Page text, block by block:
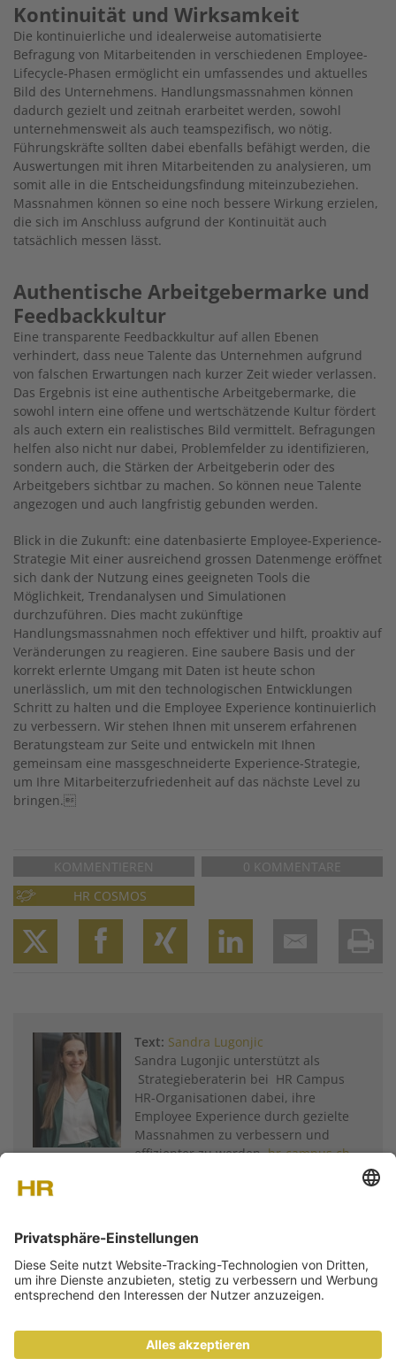
Kontinuität und Wirksamkeit
Die kontinuierliche und idealerweise automatisierte
Befragung von Mitarbeitenden in verschiedenen Employee-
Lifecycle-Phasen ermöglicht ein umfassendes und aktuelles
Bild des Unternehmens. Handlungsmassnahmen können
dadurch gezielt und zeitnah erarbeitet werden, sowohl
unternehmensweit als auch teamspezifisch, wo nötig.
Führungskräfte sollten dabei ebenfalls befähigt werden, die
Auswertungen mit ihren Mitarbeitenden zu analysieren, um
somit alle in die Entscheidungsfindung miteinzubeziehen.
Massnahmen können so eine noch bessere Wirkung erzielen,
die sich im Anschluss aufgrund der Kontinuität auch
tatsächlich messen lässt.
Authentische Arbeitgebermarke und
Feedbackkultur
Eine transparente Feedbackkultur auf allen Ebenen
verhindert, dass neue Talente das Unternehmen aufgrund
von falschen Erwartungen nach kurzer Zeit wieder verlassen.
Das Ergebnis ist eine authentische Arbeitgebermarke, die
sowohl intern eine offene und wertschätzende Kultur fördert
als auch extern ein realistisches Bild vermittelt. Befragungen
helfen also nicht nur dabei, Problemfelder zu identifizieren,
sondern auch, die Stärken der Arbeitgeberin oder des
Arbeitgebers sichtbar zu machen. So können neue Talente
angezogen und auch langfristig gebunden werden.
Blick in die Zukunft: eine datenbasierte Employee-Experience-
Strategie Mit einer ausreichend grossen Datenmenge eröffnet
sich dank der Nutzung eines geeigneten Tools die
Möglichkeit, Trendanalysen und Simulationen
durchzuführen. Dies macht zukünftige
Handlungsmassnahmen noch effektiver und hilft, proaktiv auf
Veränderungen zu reagieren. Eine saubere Basis und der
korrekt erlernte Umgang mit Daten ist heute schon
unerlässlich, um mit den technologischen Entwicklungen
Schritt zu halten und die Employee Experience kontinuierlich
zu verbessern. Wir stehen Ihnen mit unserem erfahrenen
Beratungsteam zur Seite und entwickeln mit Ihnen
gemeinsam eine massgeschneiderte Experience-Strategie,
um Ihre Mitarbeiterzufriedenheit auf das nächste Level zu
bringen.
KOMMENTIEREN
0 KOMMENTARE
HR COSMOS
Text: Sandra Lugonjic
Sandra Lugonjic unterstützt als
Strategieberaterin bei HR Campus
HR-Organisationen dabei, ihre
Employee Experience durch gezielte
Massnahmen zu verbessern und
effizienter zu werden.hr-campus.ch
KONTAKT MEDIADATEN